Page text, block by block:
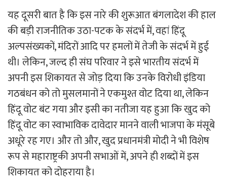
यह दूसरी बात है कि इस नारे की शुरूआत बंगलादेश की हाल
की बड़ी राजनीतिक उठा-पटक के संदर्भ में, वहां हिंदू
अल्पसंख्यकों, मंदिरों आदि पर हमलों में तेजी के संदर्भ में हुई
थी। लेकिन, जल्द ही संघ परिवार ने इसे भारतीय संदर्भ में
अपनी इस शिकायत से जोड़ दिया कि उनके विरोधी इंडिया
गठबंधन को तो मुसलमानों ने एकमुश्त वोट दिया था, लेकिन
हिंदू वोट बंट गया और इसी का नतीजा यह हुआ कि खुद को
हिंदू वोट का स्वाभाविक दावेदार मानने वाली भाजपा के मंसूबे
अधूरे रह गए। और तो और, खुद प्रधानमंत्री मोदी ने भी विशेष
रूप से महाराष्ट्रकी अपनी सभाओं में, अपने ही शब्दों में इस
शिकायत को दोहराया है।